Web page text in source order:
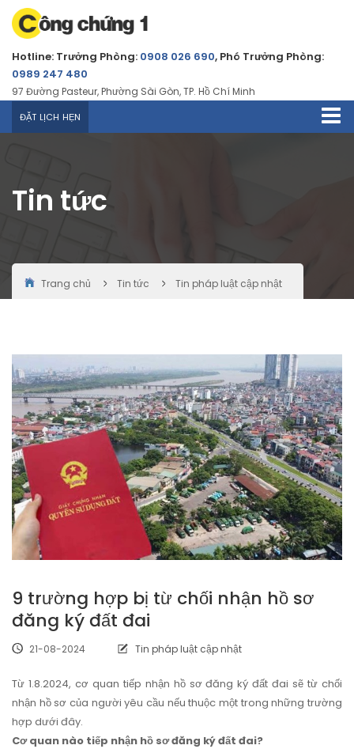
Hotline: Trưởng Phòng: 0908 026 690, Phó Trưởng Phòng:
0989 247 480
97 Đường Pasteur, Phường Sài Gòn, TP. Hồ Chí Minh
ĐẶT LỊCH HẸN
Tin tức
Trang chủ Tin tức Tin pháp luật cập nhật
9 trường hợp bị từ chối nhận hồ sơ
đăng ký đất đai
21-08-2024 Tin pháp luật cập nhật
Từ 1.8.2024, cơ quan tiếp nhận hồ sơ đăng ký đất đai sẽ từ chối
nhận hồ sơ của người yêu cầu nếu thuộc một trong những trường
hợp dưới đây.
Cơ quan nào tiếp nhận hồ sơ đăng ký đất đai?